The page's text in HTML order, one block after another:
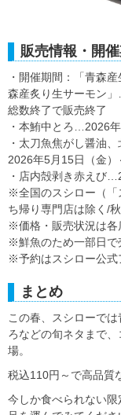
販売情報・開
・開催期間：「青森
森産炙り生サーモン
総数終了で販売終了
・本鮪中とろ…2026
・太刀魚焦がし醤油
2026年5月15日（金）
・店内殻剥き赤えび
※全国のスシロー（「
ち帰り専門店は除く/
※価格・販売状況は各
※鮮魚のため一部日で
※予約はスシロー公式
まとめ
この春、スシローで
ろなどの旬ネタまで
場。
税込110円～で高品質
今しか食べられない